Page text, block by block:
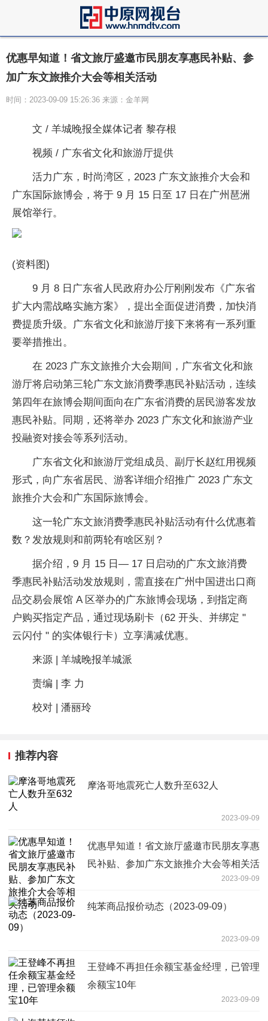
优惠早知道！省文旅厅盛邀市民朋友享惠民补贴、参
加广东文旅推介大会等相关活动
时间：2023-09-09 15:26:36 来源：金羊网
文 / 羊城晚报全媒体记者 黎存根
视频 / 广东省文化和旅游厅提供
活力广东，时尚湾区，2023 广东文旅推介大会和
广东国际旅博会，将于 9 月 15 日至 17 日在广州琶洲
展馆举行。
(资料图)
9 月 8 日广东省人民政府办公厅刚刚发布《广东省
扩大内需战略实施方案》，提出全面促进消费，加快消
费提质升级。广东省文化和旅游厅接下来将有一系列重
要举措推出。
在 2023 广东文旅推介大会期间，广东省文化和旅
游厅将启动第三轮广东文旅消费季惠民补贴活动，连续
第四年在旅博会期间面向在广东省消费的居民游客发放
惠民补贴。同期，还将举办 2023 广东文化和旅游产业
投融资对接会等系列活动。
广东省文化和旅游厅党组成员、副厅长赵红用视频
形式，向广东省居民、游客详细介绍推广 2023 广东文
旅推介大会和广东国际旅博会。
这一轮广东文旅消费季惠民补贴活动有什么优惠着
数？发放规则和前两轮有啥区别？
据介绍，9 月 15 日— 17 日启动的广东文旅消费
季惠民补贴活动发放规则，需直接在广州中国进出口商
品交易会展馆 A 区举办的广东旅博会现场，到指定商
户购买指定产品，通过现场刷卡（62 开头、并绑定 "
云闪付 " 的实体银行卡）立享满减优惠。
来源 | 羊城晚报羊城派
责编 | 李 力
校对 | 潘丽玲
推荐内容
摩洛哥地震死亡人数升至632人
2023-09-09
优惠早知道！省文旅厅盛邀市民朋友享惠
民补贴、参加广东文旅推介大会等相关活
2023-09-09
纯苯商品报价动态（2023-09-09）
2023-09-09
王登峰不再担任余额宝基金经理，已管理
余额宝10年
2023-09-09